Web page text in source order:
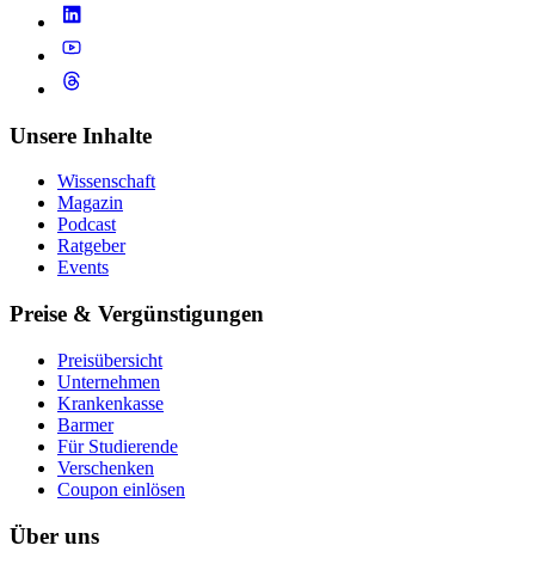
Unsere Inhalte
Wissenschaft
Magazin
Podcast
Ratgeber
Events
Preise & Vergünstigungen
Preisübersicht
Unternehmen
Krankenkasse
Barmer
Für Studierende
Ver­schen­ken
Coupon einlösen
Über uns